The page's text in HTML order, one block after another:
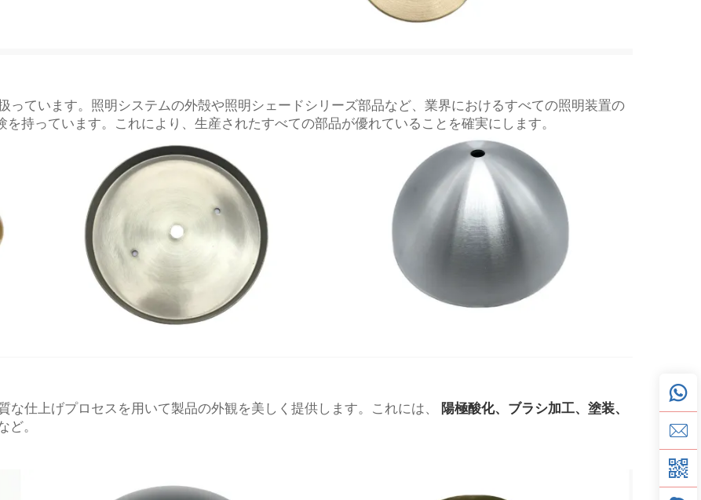
ています。照明システムの外殻や照明シェードシリーズ部品など、業界におけるすべての照明装置の
持っています。これにより、生産されたすべての部品が優れていることを確実にします。
仕上げプロセスを用いて製品の外観を美しく提供します。これには、
陽極酸化、ブラシ加工、塗装、
ど。